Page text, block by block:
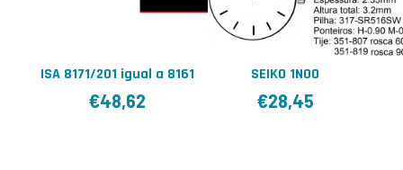
ISA 8171/201 igual a 8161
€48,62
SEIKO 1N00
€28,45